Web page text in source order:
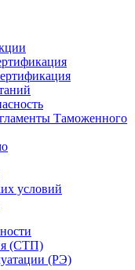
Таможенного
условий
(СТП)
(РЭ)